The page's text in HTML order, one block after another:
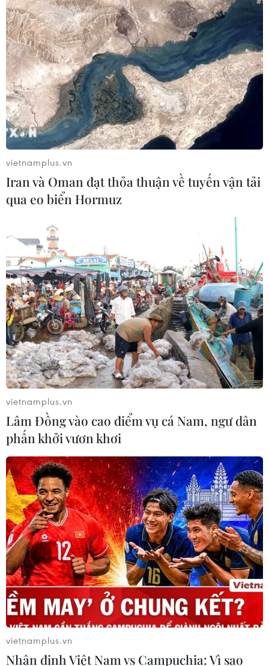
vietnamplus.vn
Iran và Oman đạt thỏa thuận về tuyến vận tải
qua eo biển Hormuz
vietnamplus.vn
Lâm Đồng vào cao điểm vụ cá Nam, ngư dân
phấn khởi vươn khơi
vietnamplus.vn
Nhận định Việt Nam vs Campuchia: Vì sao